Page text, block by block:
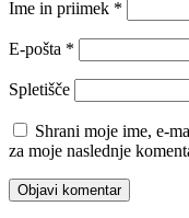
Ime in priimek *
E-pošta *
Spletišče
Shrani moje ime, e-
za moje naslednje